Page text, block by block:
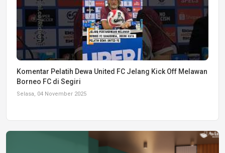
Komentar Pelatih Dewa United FC Jelang Kick Off Melawan
Borneo FC di Segiri
Selasa, 04 November 2025